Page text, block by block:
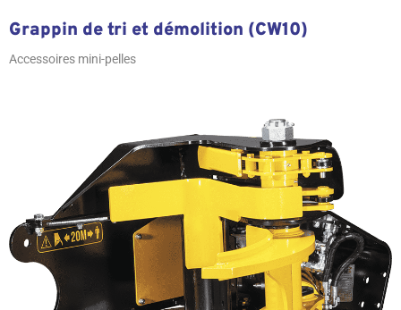
Grappin de tri et démolition (CW10)
Accessoires mini-pelles